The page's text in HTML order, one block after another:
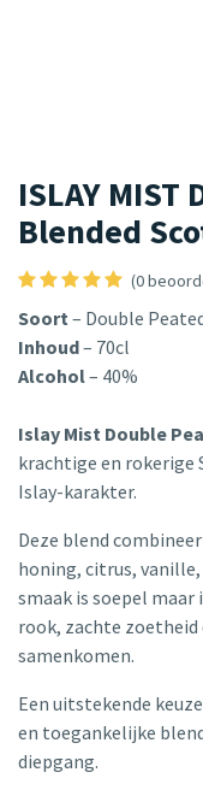
ISLAY MIST
Blended
(0
Soort– Double
Inhoud– 70cl
Alcohol– 40%
Islay Mist Double
krachtige en rokerige
Islay-karakter.
Deze blend
honing, citrus,
smaak is soepel
rook, zachte
samenkomen.
Een uitstekende
en toegankelijke
diepgang.